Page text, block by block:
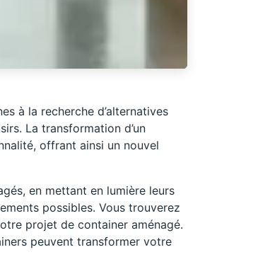
à la recherche d’alternatives
La transformation d’un
offrant ainsi un nouvel
en mettant en lumière leurs
possibles. Vous trouverez
projet de container aménagé.
peuvent transformer votre